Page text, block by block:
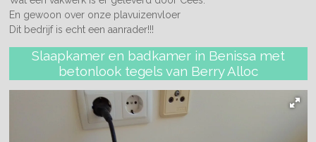
En gewoon over onze plavuizenvloer
Dit bedrijf is echt een aanrader!!!
Slaapkamer en badkamer in Benissa met
betonlook tegels van Berry Alloc